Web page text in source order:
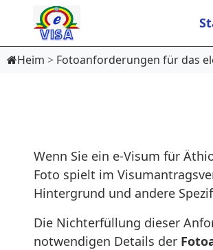
Heim Fotoanforderungen für das
Wenn Sie ein e-Visum für
Foto spielt im
Hintergrund und andere
Die Nichterfüllung dieser
notwendigen Details der